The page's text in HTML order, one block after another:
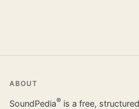
ABOUT
SoundPedia® is a free,